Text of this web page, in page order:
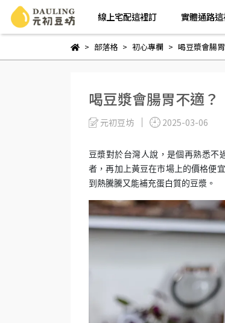
線上宅配這裡訂 實體通路
部落格 初心專欄 喝豆漿會腸
喝豆漿會腸胃不適
元初豆坊 2025-03-06
豆漿對於台灣人說，是個再熟悉不
者，再加上黃豆在市場上的價格便
到熱騰騰又能補充蛋白質的豆漿。